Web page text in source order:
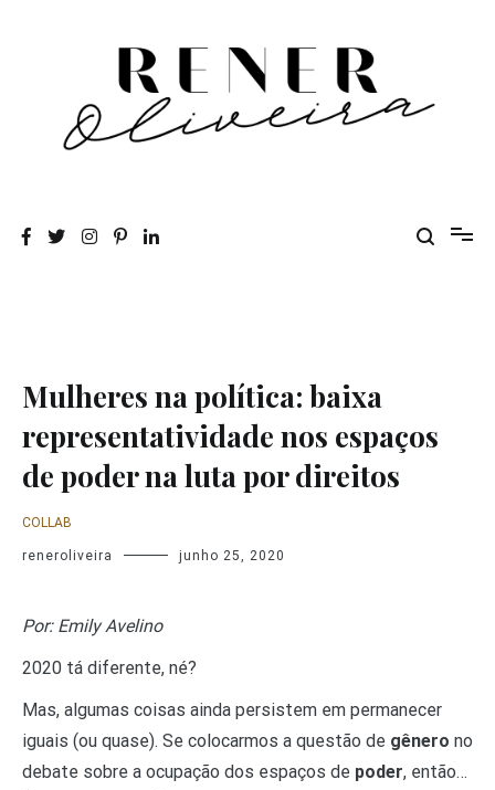
Mulheres na política: baixa
representatividade nos espaços
de poder na luta por direitos
COLLAB
reneroliveira junho 25, 2020
Por: Emily Avelino
2020 tá diferente, né?
Mas, algumas coisas ainda persistem em permanecer
iguais (ou quase). Se colocarmos a questão de gênero no
debate sobre a ocupação dos espaços de poder, então…